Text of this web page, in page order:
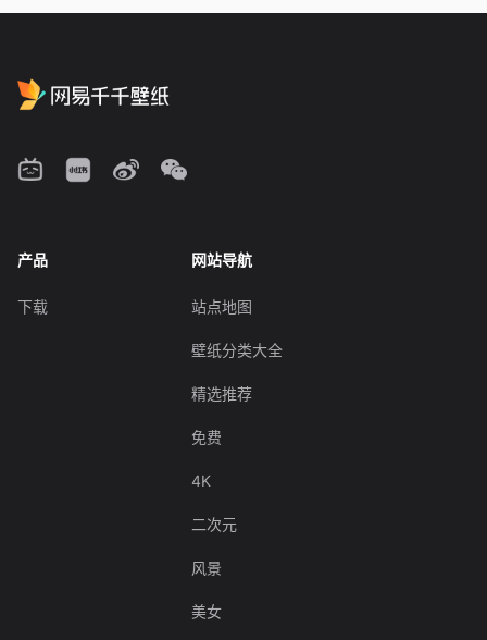
产品
下载
网站导航
站点地图
壁纸分类大全
精选推荐
免费
4K
二次元
风景
美女